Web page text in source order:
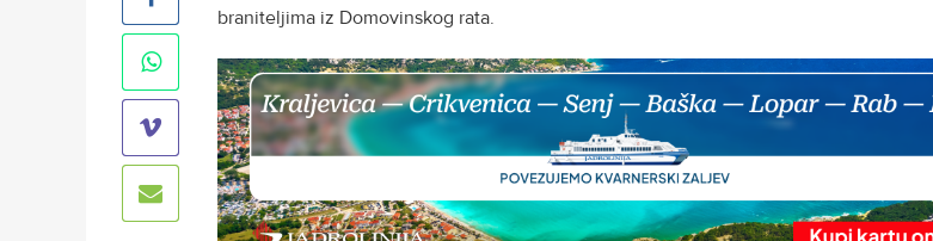
braniteljima iz Domovinskog rata.